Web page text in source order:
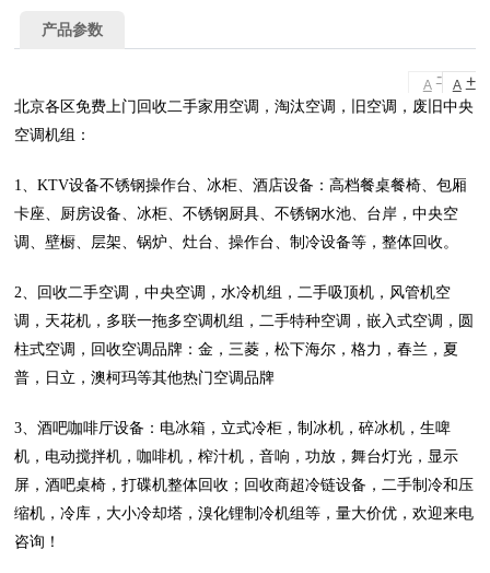
产品参数
A - A +
北京各区免费上门回收二手家用空调，淘汰空调，旧空调，废旧中央
空调机组：
1、KTV设备不锈钢操作台、冰柜、酒店设备：高档餐桌餐椅、包厢
卡座、厨房设备、冰柜、不锈钢厨具、不锈钢水池、台岸，中央空
调、壁橱、层架、锅炉、灶台、操作台、制冷设备等，整体回收。
2、回收二手空调，中央空调，水冷机组，二手吸顶机，风管机空
调，天花机，多联一拖多空调机组，二手特种空调，嵌入式空调，圆
柱式空调，回收空调品牌：金，三菱，松下海尔，格力，春兰，夏
普，日立，澳柯玛等其他热门空调品牌
3、酒吧咖啡厅设备：电冰箱，立式冷柜，制冰机，碎冰机，生啤
机，电动搅拌机，咖啡机，榨汁机，音响，功放，舞台灯光，显示
屏，酒吧桌椅，打碟机整体回收；回收商超冷链设备，二手制冷和压
缩机，冷库，大小冷却塔，溴化锂制冷机组等，量大价优，欢迎来电
咨询！